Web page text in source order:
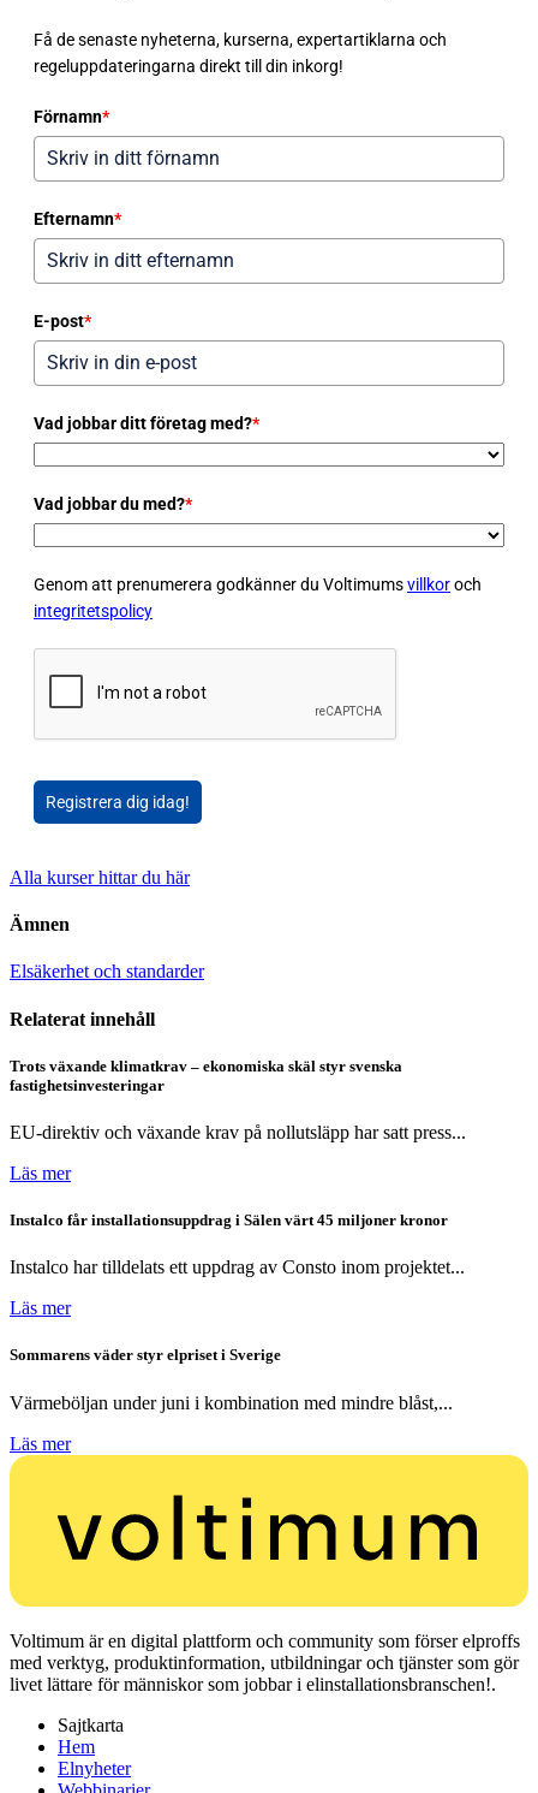
Få de senaste nyheterna, kurserna, expertartiklarna och
regeluppdateringarna direkt till din inkorg!
Förnamn*
Efternamn*
E-post*
Vad jobbar ditt företag med?*
Vad jobbar du med?*
Genom att prenumerera godkänner du Voltimumsvillkoroch
integritetspolicy
Registrera dig idag!
Alla kurser hittar du här
Ämnen
Elsäkerhet och standarder
Relaterat innehåll
Trots växande klimatkrav – ekonomiska skäl styr svenska
fastighetsinvesteringar
EU-direktiv och växande krav på nollutsläpp har satt press...
Läs mer
Instalco får installationsuppdrag i Sälen värt 45 miljoner kronor
Instalco har tilldelats ett uppdrag av Consto inom projektet...
Läs mer
Sommarens väder styr elpriset i Sverige
Värmeböljan under juni i kombination med mindre blåst,...
Läs mer
Voltimum är en digital plattform och community som förser elproffs
med verktyg, produktinformation, utbildningar och tjänster som gör
livet lättare för människor som jobbar i elinstallationsbranschen!.
Sajtkarta
Hem
Elnyheter